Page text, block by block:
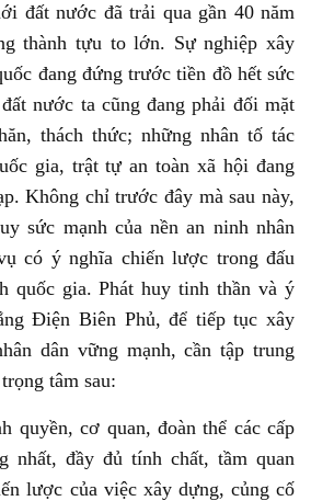
đất nước đã trải qua gần 40 năm
thành tựu to lớn. Sự nghiệp xây
đang đứng trước tiền đồ hết sức
nước ta cũng đang phải đối mặt
thách thức; những nhân tố tác
gia, trật tự an toàn xã hội đang
Không chỉ trước đây mà sau này,
sức mạnh của nền an ninh nhân
có ý nghĩa chiến lược trong đấu
quốc gia. Phát huy tinh thần và ý
Điện Biên Phủ, để tiếp tục xây
dân vững mạnh, cần tập trung
tâm sau:
quyền, cơ quan, đoàn thể các cấp
nhất, đầy đủ tính chất, tầm quan
lược của việc xây dựng, củng cố